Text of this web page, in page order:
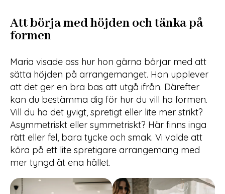
Att börja med höjden och tänka på
formen
Maria visade oss hur hon gärna börjar med att
sätta höjden på arrangemanget. Hon upplever
att det ger en bra bas att utgå ifrån. Därefter
kan du bestämma dig för hur du vill ha formen.
Vill du ha det yvigt, spretigt eller lite mer strikt?
Asymmetriskt eller symmetriskt? Här finns inga
rätt eller fel, bara tycke och smak. Vi valde att
köra på ett lite spretigare arrangemang med
mer tyngd åt ena hållet.